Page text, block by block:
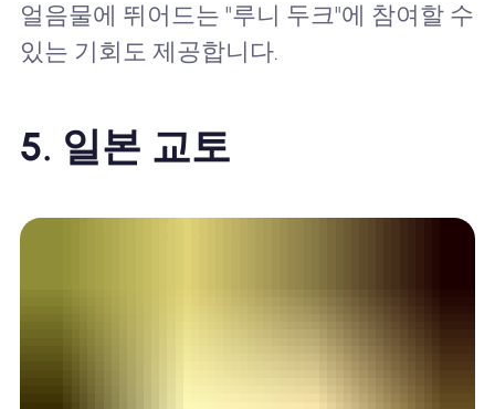
얼음물에 뛰어드는 "루니 두크"에 참여할 수
있는 기회도 제공합니다.
5. 일본 교토